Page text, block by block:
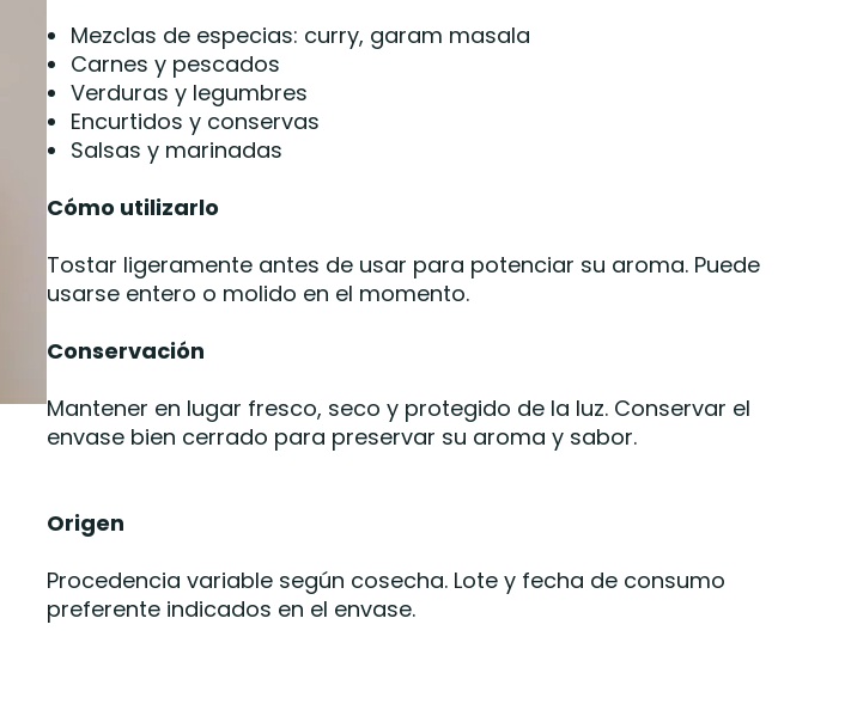
Mezclas de especias: curry, garam masala
Carnes y pescados
Verduras y legumbres
Encurtidos y conservas
Salsas y marinadas
Cómo utilizarlo
Tostar ligeramente antes de usar para potenciar su aroma. Puede
usarse entero o molido en el momento.
Conservación
Mantener en lugar fresco, seco y protegido de la luz. Conservar el
envase bien cerrado para preservar su aroma y sabor.
Origen
Procedencia variable según cosecha. Lote y fecha de consumo
preferente indicados en el envase.